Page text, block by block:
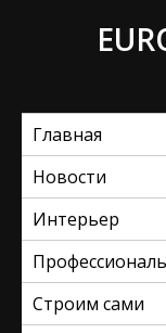
Главная
Новости
Интерьер
Строим сами